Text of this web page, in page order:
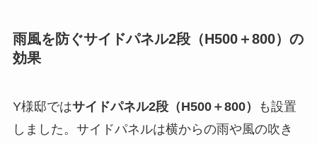
雨風を防ぐサイドパネル2段（H500＋800）の
効果
Y様邸ではサイドパネル2段（H500＋800）
も設置
しました。サイドパネルは横からの雨や風の吹き